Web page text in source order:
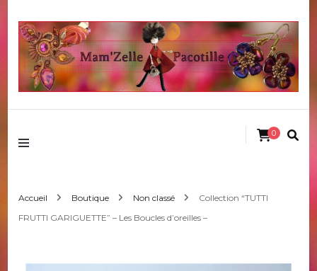
Mamzelle pacotille 0
Accueil Boutique Non classé
Collection “TUTTI
FRUTTI GARIGUETTE” – Les Boucles d’oreilles –